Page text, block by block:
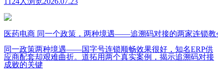
医药电商 同一个政策，两种境遇——追溯码对接的两家连锁教
同一政策两种境遇——国字号连锁顺畅效果很好，知名ERP供
应商配套却艰难曲折。道拓用两个真实案例，揭示追溯码对接
成败的关键